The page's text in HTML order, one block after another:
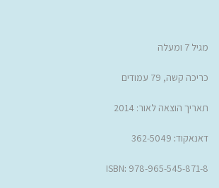
מגיל 7 ומעלה
כריכה קשה, 79 עמודים
תאריך הוצאה לאור: 2014
דאנאקוד:
362-5049
ISBN: 978-965-545-871-8